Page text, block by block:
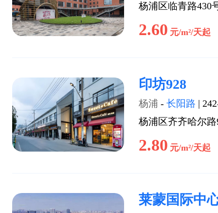
杨浦区临青路430
2.60 元/m²/天起
印坊928
杨浦 - 长阳路 |
杨浦区齐齐哈尔路
2.80 元/m²/天起
莱蒙国际中